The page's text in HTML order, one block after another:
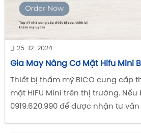
Máy triệt lông Diode Laser
Máy phân tích da tích hợp
Máy Hydro Facial và Aqua
Máy Laser Pico điều trị sắc
Máy CO2 Fractional trẻ hóa
Thiết bị nâng cơ HIFU và RF.
Máy giảm béo công nghệ
Việc đầu tư đúng thiết bị
25-12-2024
Giá Máy Nâng Cơ Mặt Hifu Mini
Thiết bị thẩm mỹ BICO cung cấp
mặt HIFU Mini trên thị trường.
0919.620.990 để được nhận tư